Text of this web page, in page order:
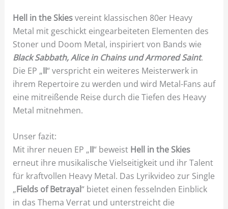
Hell in the Skiesvereint klassischen 80er Heavy
Metal mit geschickt eingearbeiteten Elementen des
Stoner und Doom Metal, inspiriert von Bands wie
Black Sabbath, Alice in Chains und Armored Saint.
Die EP „II“ verspricht ein weiteres Meisterwerk in
ihrem Repertoire zu werden und wird Metal-Fans auf
eine mitreißende Reise durch die Tiefen des Heavy
Metal mitnehmen.
Unser fazit:
Mit ihrer neuen EP „II“ beweist Hell in the Skies
erneut ihre musikalische Vielseitigkeit und ihr Talent
für kraftvollen Heavy Metal. Das Lyrikvideo zur Single
„Fields of Betrayal“ bietet einen fesselnden Einblick
in das Thema Verrat und unterstreicht die